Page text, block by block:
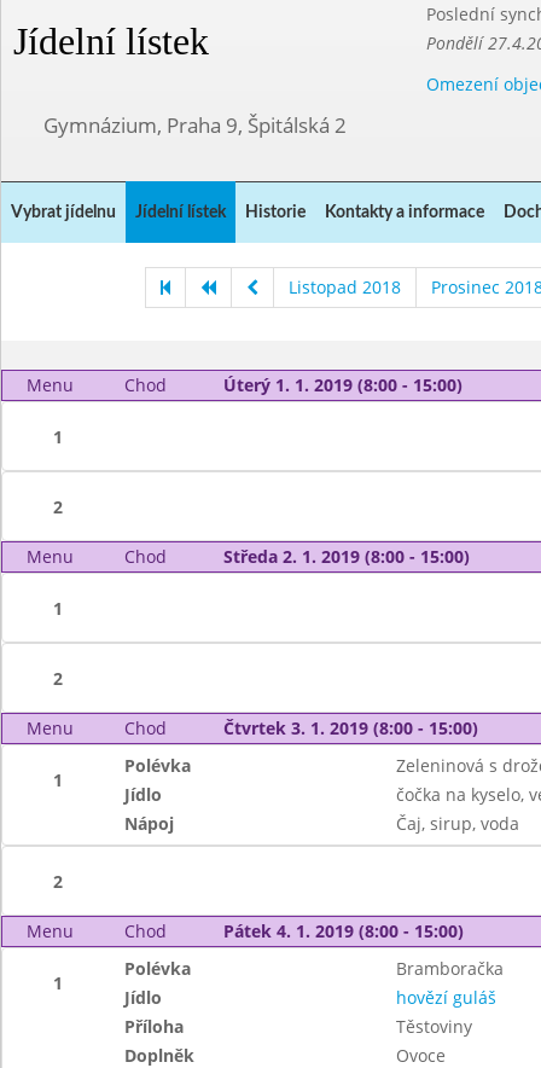
Jídelní lístek
Poslední
Pondělí
Omezení
Gymnázium, Praha 9, Špitálská 2
Vybrat jídelnu Jídelní lístek Historie Kontakty a informace
Listopad 2018 Prosinec
Menu Chod Úterý 1. 1. 2019 (8:00 - 15:00)
1
2
Menu Chod Středa 2. 1. 2019 (8:00 - 15:00)
1
2
Menu Chod Čtvrtek 3. 1. 2019 (8:00 - 15:00)
1
Polévka
Zeleninová s
Jídlo
čočka na kyselo,
Nápoj
Čaj, sirup, voda
2
Menu Chod Pátek 4. 1. 2019 (8:00 - 15:00)
1
Polévka
Bramboračka
Jídlo
hovězí guláš
Příloha
Těstoviny
Doplněk
Ovoce